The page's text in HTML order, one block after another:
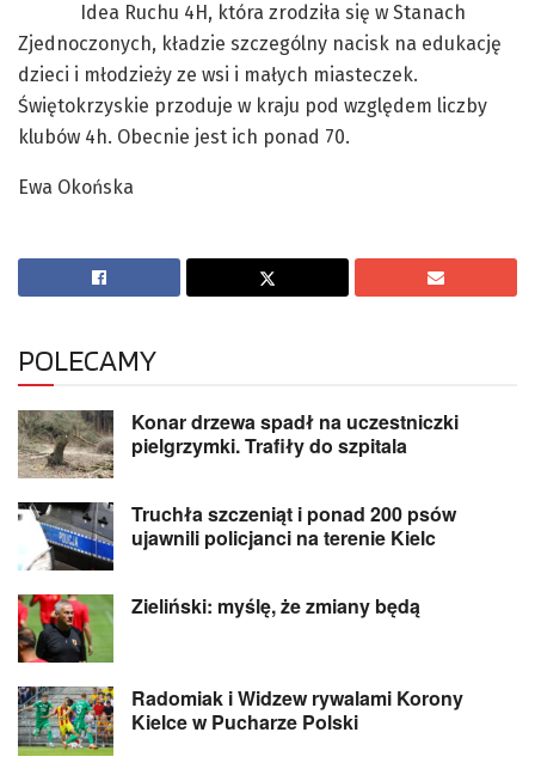
Idea Ruchu 4H, która zrodziła się w Stanach
Zjednoczonych, kładzie szczególny nacisk na edukację
dzieci i młodzieży ze wsi i małych miasteczek.
Świętokrzyskie przoduje w kraju pod względem liczby
klubów 4h. Obecnie jest ich ponad 70.
Ewa Okońska
POLECAMY
Konar drzewa spadł na uczestniczki
pielgrzymki. Trafiły do szpitala
Truchła szczeniąt i ponad 200 psów
ujawnili policjanci na terenie Kielc
Zieliński: myślę, że zmiany będą
Radomiak i Widzew rywalami Korony
Kielce w Pucharze Polski